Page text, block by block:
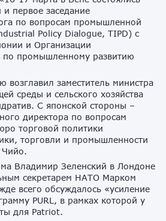
и первое заседание
по вопросам промышленной
Policy Dialogue, TIPD) с
и Организации
промышленному развитию
возглавил заместитель министра
среды и сельского хозяйства
С японской стороны –
директора по вопросам
торговой политики
торговли и промышленности
Владимир Зеленский в Лондоне
секретарем НАТО Марком
всего обсуждалось «усиление
PURL, в рамках которой у
для Patriot.